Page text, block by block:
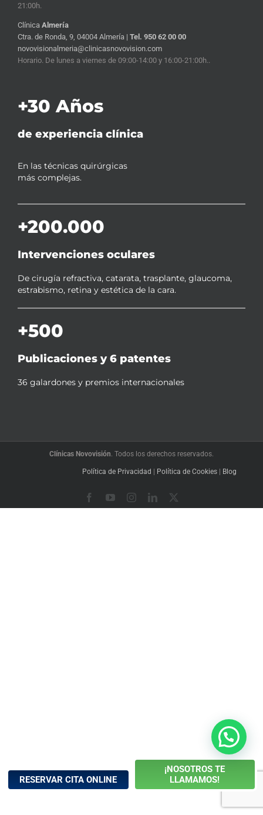
21:00h.
Clínica Almería
Ctra. de Ronda, 9, 04004 Almería | Tel. 950 62 00 00
novovisionalmeria@clinicasnovovision.com
Horario. De lunes a viernes de 09:00-14:00 y 16:00-21:00h..
+30 Años
de experiencia clínica
En las técnicas quirúrgicas
más complejas.
+200.000
Intervenciones oculares
De cirugía refractiva, catarata, trasplante, glaucoma,
estrabismo, retina y estética de la cara.
+500
Publicaciones y 6 patentes
36 galardones y premios internacionales
Clínicas Novovisión . Todos los derechos reservados.
Política de Privacidad | Política de Cookies | Blog
RESERVAR CITA ONLINE
¡NOSOTROS TE
LLAMAMOS!
FacebookYouTubeInstagramLinkedIn